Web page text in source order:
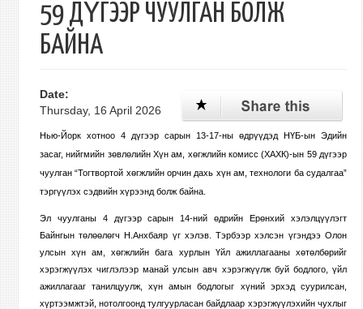
59 ДҮГЭЭР ЧУУЛГАН БОЛЖ
БАЙНА
Date:
Thursday, 16 April 2026
Нью-Йорк хотноо 4 дүгээр сарын 13-17-ны өдрүүдэд НҮБ-ын Эдийн
засаг, нийгмийн зөвлөлийн Хүн ам, хөгжлийн комисс (ХАХК)-ын 59 дүгээр
чуулган“Тогтвортой хөгжлийн орчин дахь хүн ам, технологи ба судалгаа”
тэргүүлэх сэдвийн хүрээнд болж байна.
Эл чуулганы 4 дүгээр сарын 14-ний өдрийн Ерөнхий хэлэлцүүлэгт
Байнгын төлөөлөгч Н.Анхбаяр үг хэлэв.Тэрбээр хэлсэн үгэндээ Олон
улсын хүн ам, хөгжлийн бага хурлын Үйл ажиллагааны хөтөлбөрийг
хэрэгжүүлэх чиглэлээр манай улсын авч хэрэгжүүлж буй бодлого, үйл
ажиллагааг танилцуулж, хүн амын бодлогыг хүний эрхэд суурилсан,
хүртээмжтэй, нотолгоонд тулгуурласан байдлаар хэрэгжүүлэхийн чухлыг